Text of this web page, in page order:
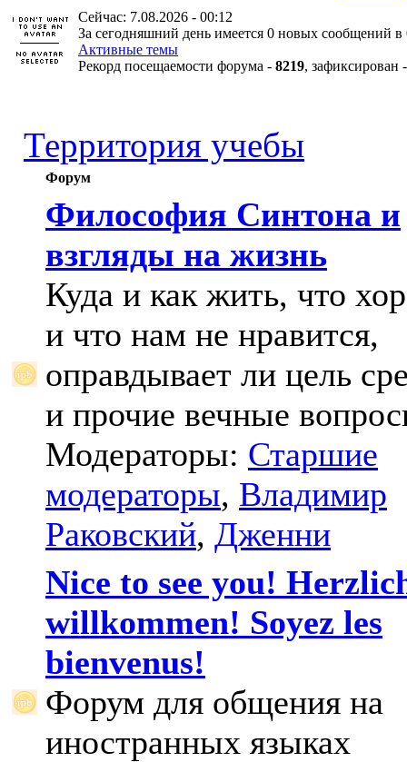
Сейчас: 7.08.2026 - 00:12
За сегодняшний день имеется 0 новых сообщений в
Активные темы
Рекорд посещаемости форума - 8219, зафиксирован
Территория учебы
Форум
Философия Синтона и
взгляды на жизнь
Куда и как жить, что
и что нам не нравится,
оправдывает ли цель
и прочие вечные
Модераторы: Старшие
модераторы, Владимир
Раковский, Дженни
Nice to see you!
willkommen! Soyez les
bienvenus!
Форум для общения на
иностранных языках